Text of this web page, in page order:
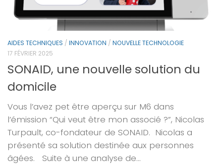
AIDES TECHNIQUES / INNOVATION / NOUVELLE TECHNOLOGIE
17 FÉVRIER 2025
SONAID, une nouvelle solution du
domicile
Vous l’avez pet être aperçu sur M6 dans
l’émission “Qui veut être mon associé ?”, Nicolas
Turpault, co-fondateur de SONAID. Nicolas a
présenté sa solution destinée aux personnes
âgées. Suite à une analyse de...